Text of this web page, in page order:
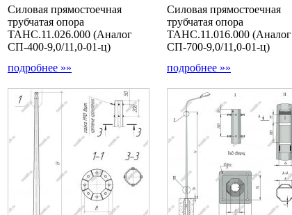
Силовая прямостоечная
трубчатая опора
ТАНС.11.026.000 (Аналог
СП-400-9,0/11,0-01-ц)
подробнее »»
Силовая прямостоечная
трубчатая опора
ТАНС.11.016.000 (Аналог
СП-700-9,0/11,0-01-ц)
подробнее »»